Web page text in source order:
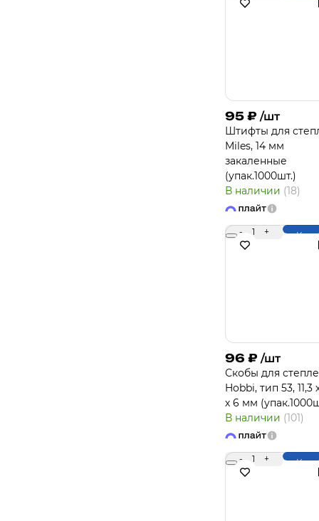
95 ₽ /шт
Штифты для
Miles, 14 мм
закаленные
(упак.1000шт.)
В наличии (18)
- 1 +
96 ₽ /шт
Скобы для
Hobbi, тип 53, 11,3
х 6 мм
В наличии (101)
- 1 +